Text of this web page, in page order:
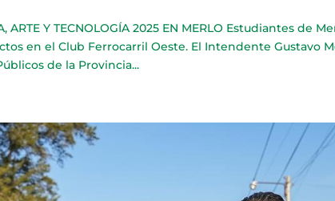
ARTE Y TECNOLOGÍA 2025 EN MERLO Estudiantes de
en el Club Ferrocarril Oeste. El Intendente Gustavo
de la Provincia...